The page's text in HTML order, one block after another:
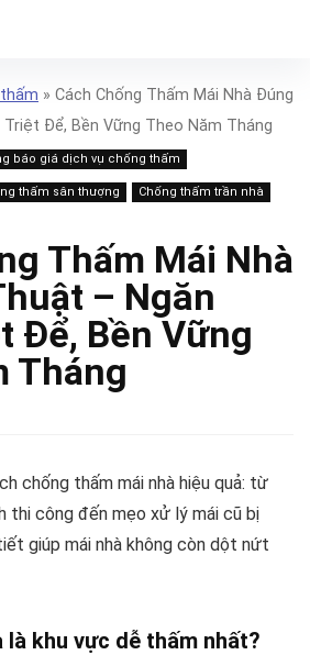
» Cách Chống Thấm Mái Nhà Đúng
Để, Bền Vững Theo Năm Tháng
báo giá dịch vụ chống thấm
thấm sân thượng Chống thấm trần nhà
Thấm Mái Nhà
– Ngăn
Để, Bền Vững
Tháng
chống thấm mái nhà hiệu quả: từ
thi công đến mẹo xử lý mái cũ bị
giúp mái nhà không còn dột nứt
là khu vực dễ thấm nhất?